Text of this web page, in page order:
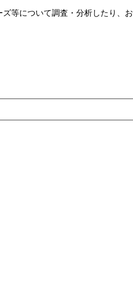
等について調査・分析したり、